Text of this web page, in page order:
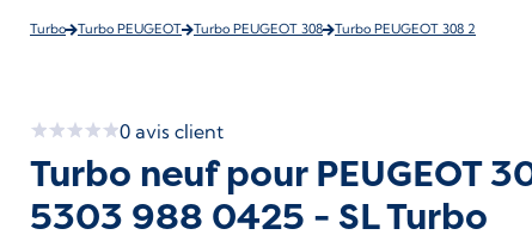
Turbo Turbo PEUGEOT Turbo PEUGEOT 308 Turbo PEUGEOT 308 2
0 avis client
Turbo neuf pour PEUGEOT
5303 988 0425 - SL Turbo